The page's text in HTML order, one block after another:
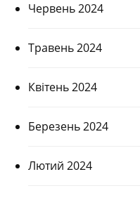
Червень 2024
Травень 2024
Квітень 2024
Березень 2024
Лютий 2024